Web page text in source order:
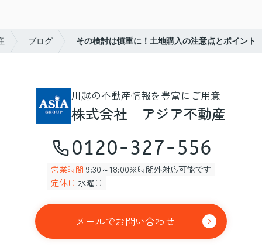
ブログ その検討は慎重に！土地購入の注意点とポイント
川越の不動産情報を豊富にご用意
株式会社 アジア不動産
0120-327-556
営業時間 9:30～18:00※時間外対応可能です
定休日 水曜日
メールでお問い合わせ